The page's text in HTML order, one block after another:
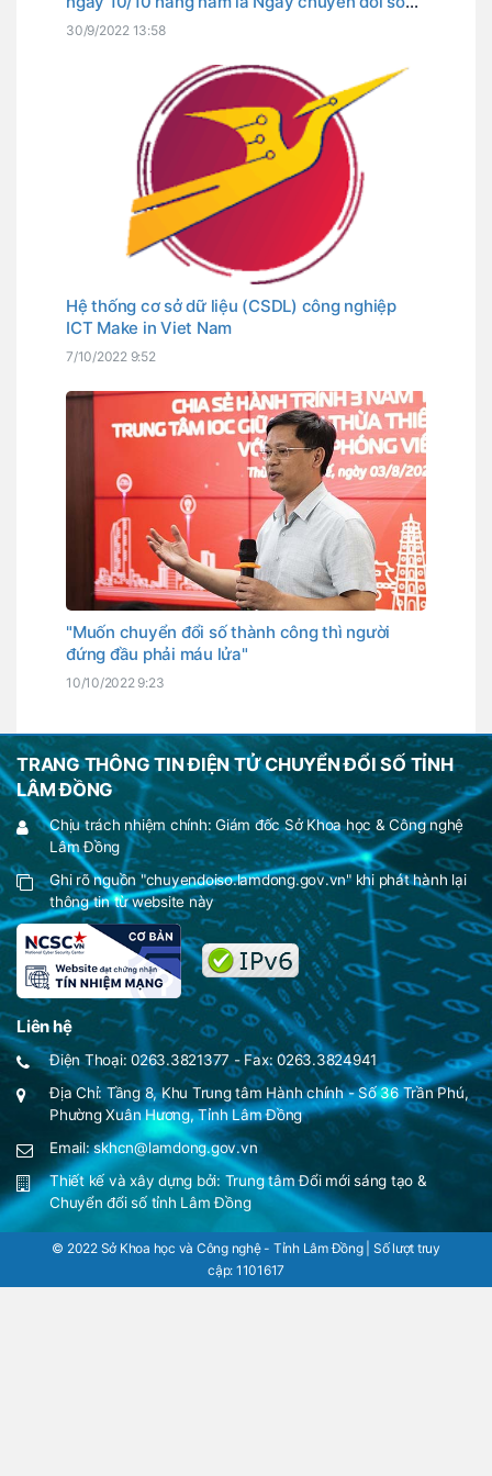
tỉnh. Đây cũng là ngày Thủ tướng Chính phủ
30/9/2022 13:58
Hệ thống cơ sở dữ liệu (CSDL) công nghiệp
ICT Make in Viet Nam
7/10/2022 9:52
"Muốn chuyển đổi số thành công thì người
đứng đầu phải máu lửa"
10/10/2022 9:23
TRANG THÔNG TIN ĐIỆN TỬ CHUYỂN ĐỔI SỐ TỈNH
LÂM ĐỒNG
Chịu trách nhiệm chính: Giám đốc Sở Khoa học & Công nghệ
Lâm Đồng
Ghi rõ nguồn "chuyendoiso.lamdong.gov.vn" khi phát hành lại
thông tin từ website này
Liên hệ
Điện Thoại: 0263.3821377 - Fax: 0263.3824941
Địa Chỉ: Tầng 8, Khu Trung tâm Hành chính - Số 36 Trần Phú,
Phường Xuân Hương, Tỉnh Lâm Đồng
Email: skhcn@lamdong.gov.vn
Thiết kế và xây dựng bởi: Trung tâm Đổi mới sáng tạo &
Chuyển đổi số tỉnh Lâm Đồng
© 2022 Sở Khoa học và Công nghệ - Tỉnh Lâm Đồng | Số lượt truy
cập: 1101617